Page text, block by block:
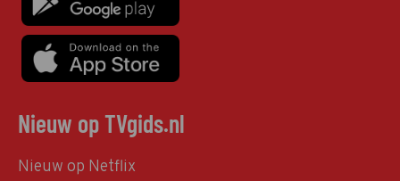
Nieuw op TVgids.nl
Nieuw op Netflix